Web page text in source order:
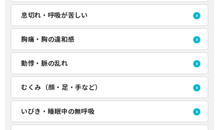
息切れ・呼吸が苦しい
胸痛・胸の違和感
動悸・脈の乱れ
むくみ（顔・足・手など）
いびき・睡眠中の無呼吸